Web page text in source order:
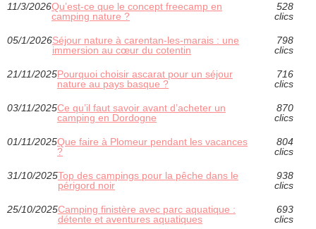
11/3/2026Qu’est-ce que le concept freecamp en
camping nature ?
528
clics
05/1/2026Séjour nature à carentan-les-marais : une
immersion au cœur du cotentin
798
clics
21/11/2025Pourquoi choisir ascarat pour un séjour
nature au pays basque ?
716
clics
03/11/2025Ce qu’il faut savoir avant d’acheter un
camping en Dordogne
870
clics
01/11/2025Que faire à Plomeur pendant les vacances
?
804
clics
31/10/2025Top des campings pour la pêche dans le
périgord noir
938
clics
25/10/2025Camping finistère avec parc aquatique :
détente et aventures aquatiques
693
clics